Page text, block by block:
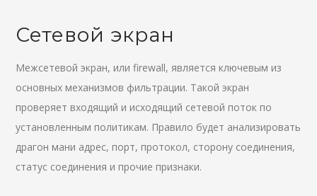
Сетевой экран
Межсетевой экран, или firewall, является ключевым из
основных механизмов фильтрации. Такой экран
проверяет входящий и исходящий сетевой поток по
установленным политикам. Правило будет анализировать
драгон мани адрес, порт, протокол, сторону соединения,
статус соединения и прочие признаки.